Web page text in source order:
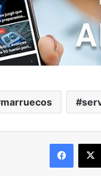
marruecos